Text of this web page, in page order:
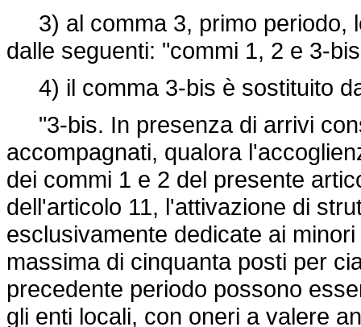
3) al comma 3, primo periodo,
dalle seguenti: "commi 1, 2 e 3-
4) il comma 3-bis è sostituito
"3-bis. In presenza di arrivi
accompagnati, qualora
dei commi 1 e 2 del presente
dell'articolo 11, l'attivazione di
esclusivamente dedicate ai
massima di cinquanta posti per
precedente periodo possono
gli enti locali, con oneri a valere